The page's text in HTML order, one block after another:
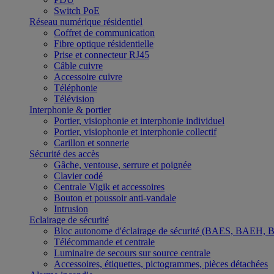
Switch PoE
Réseau numérique résidentiel
Coffret de communication
Fibre optique résidentielle
Prise et connecteur RJ45
Câble cuivre
Accessoire cuivre
Téléphonie
Télévision
Interphonie & portier
Portier, visiophonie et interphonie individuel
Portier, visiophonie et interphonie collectif
Carillon et sonnerie
Sécurité des accès
Gâche, ventouse, serrure et poignée
Clavier codé
Centrale Vigik et accessoires
Bouton et poussoir anti-vandale
Intrusion
Eclairage de sécurité
Bloc autonome d'éclairage de sécurité (BAES,
Télécommande et centrale
Luminaire de secours sur source centrale
Accessoires, étiquettes, pictogrammes, pièces détachées